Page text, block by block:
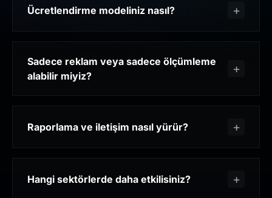
Ücretlendirme modeliniz nasıl?
Sadece reklam veya sadece ölçümleme
alabilir miyiz?
Raporlama ve iletişim nasıl yürür?
Hangi sektörlerde daha etkilisiniz?